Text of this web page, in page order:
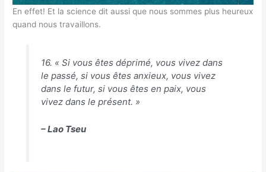
En effet! Et la science dit aussi que nous sommes plus heureux
quand nous travaillons.
16. « Si vous êtes déprimé, vous vivez dans
le passé, si vous êtes anxieux, vous vivez
dans le futur, si vous êtes en paix, vous
vivez dans le présent. »
– Lao Tseu